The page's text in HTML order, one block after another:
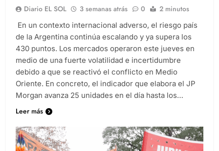
Diario EL SOL 3 semanas atrás 0 2 minutos
En un contexto internacional adverso, el riesgo país
de la Argentina continúa escalando y ya supera los
430 puntos. Los mercados operaron este jueves en
medio de una fuerte volatilidad e incertidumbre
debido a que se reactivó el conflicto en Medio
Oriente. En concreto, el indicador que elabora el JP
Morgan avanza 25 unidades en el día hasta los…
Leer más